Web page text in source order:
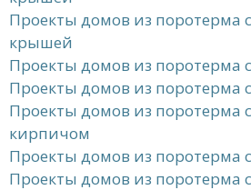
Проекты домов из поротерма
крышей
Проекты домов из поротерма
Проекты домов из поротерма
Проекты домов из поротерма
кирпичом
Проекты домов из поротерма
Проекты домов из поротерма